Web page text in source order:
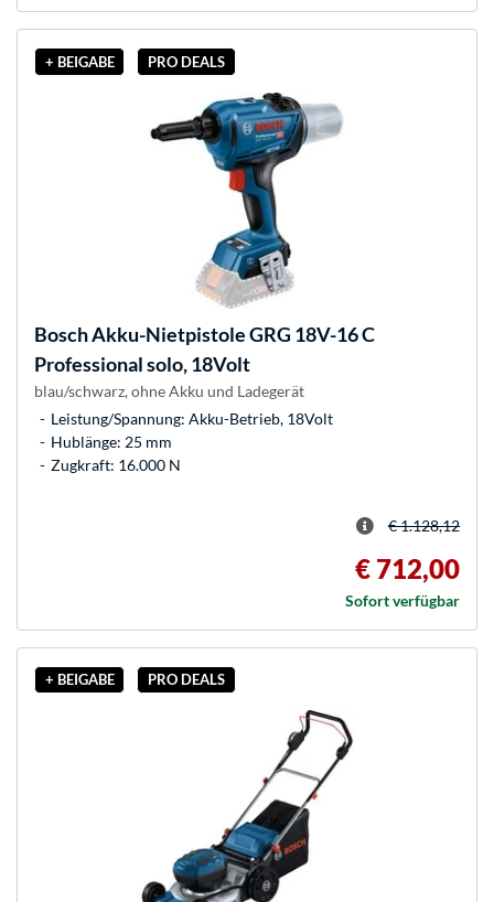
+ BEIGABE PRO DEALS
BoschAkku-Nietpistole GRG 18V-16 C
Professional solo, 18Volt
blau/schwarz, ohne Akku und Ladegerät
Leistung/Spannung: Akku-Betrieb, 18Volt
Hublänge: 25 mm
Zugkraft: 16.000 N
€ 1.128,12
€ 712,00
Sofort verfügbar
+ BEIGABE PRO DEALS